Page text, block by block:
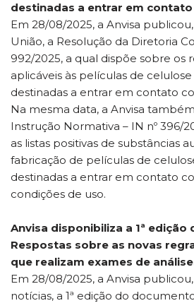
destinadas a entrar em
Em 28/08/2025, a Anvisa
União, a Resolução da Diretoria
992/2025, a qual dispõe sobre os
aplicáveis às películas de
destinadas a entrar em contato
Na mesma data, a Anvisa
Instrução Normativa – IN nº 396/
as listas positivas de substâncias
fabricação de películas de
destinadas a entrar em contato
condições de uso.
Anvisa disponibiliza a 1ª edição
Respostas sobre as novas
que realizam exames de
Em 28/08/2025, a Anvisa
notícias, a 1ª edição do